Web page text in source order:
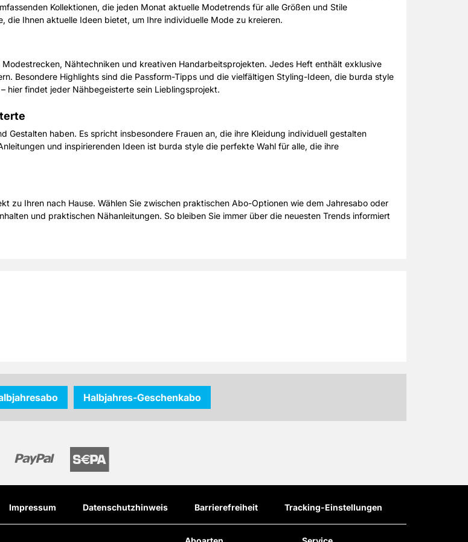
Kollektionen, die jeden Monat aktuelle Modetrends für alle Größen und Stile
die Ihnen aktuelle Ideen bietet, um Ihre individuelle Mode zu kreieren.
Nähtechniken und kreativen Handarbeitsprojekten. Jedes Heft enthält exklusive
Besondere Highlights sind die Passform-Tipps und die vielfältigen Styling-Ideen, die burda style
hier findet jeder Nähbegeisterte sein Lieblingsprojekt.
haben. Es spricht insbesondere Frauen an, die ihre Kleidung individuell gestalten
und inspirierenden Ideen ist burda style die perfekte Wahl für alle, die ihre
zu Ihren nach Hause. Wählen Sie zwischen praktischen Abo-Optionen wie dem Jahresabo oder
und praktischen Nähanleitungen. So bleiben Sie immer über die neuesten Trends informiert
Halbjahres-Geschenkabo
Impressum Datenschutzhinweis Barrierefreiheit Tracking-Einstellungen